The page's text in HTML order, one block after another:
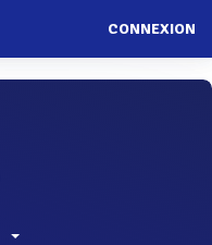
CONNEXION